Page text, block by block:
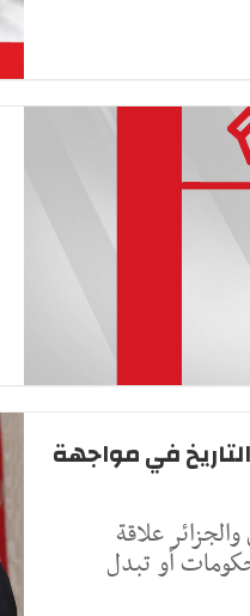
في مواجهة
علاقة
أو تبدل